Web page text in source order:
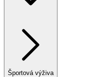
Športová výživa